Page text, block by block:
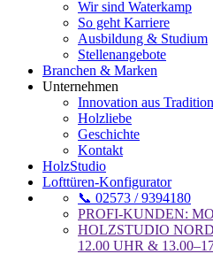
Wir sind Waterkamp
So geht Karriere
Ausbildung & Studium
Stellenangebote
Branchen & Marken
Unternehmen
Innovation aus Tradition
Holzliebe
Geschichte
Kontakt
HolzStudio
Lofttüren-Konfigurator
📞 02573 / 9394180
PROFI-KUNDEN:
HOLZSTUDIO
12.00 UHR &